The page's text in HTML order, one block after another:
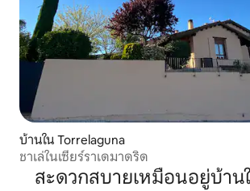
บ้านใน Torrelaguna
ชาเล่ในเซียร์ราเดมาดริด
สะดวกสบายเหมือนอยู่บ้าน